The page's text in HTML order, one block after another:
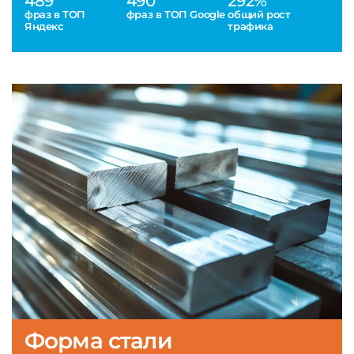
фраз в ТОП
Яндекс
фраз в ТОП Google общий рост
трафика
Форма стали